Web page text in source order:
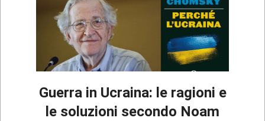
Guerra in Ucraina: le ragioni e
le soluzioni secondo Noam